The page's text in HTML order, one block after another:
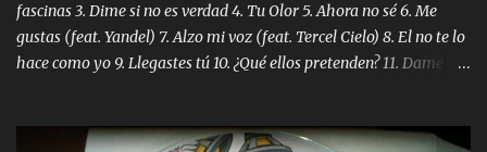
fascinas 3. Dime si no es verdad 4. Tu Olor 5. Ahora no sé 6. Me
gustas (feat. Yandel) 7. Alzo mi voz (feat. Tercel Cielo) 8. El no te lo
hace como yo 9. Llegastes tú 10. ¿Qué ellos pretenden? 11. Dame la
Digital Booklet – Invicto ----------------------------- Nota: